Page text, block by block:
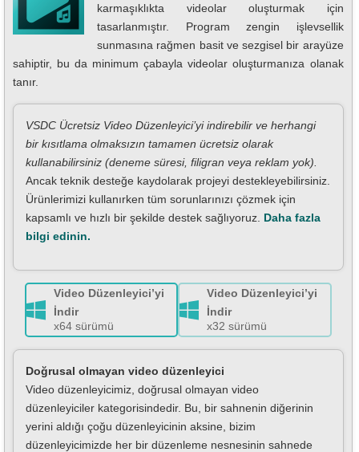
karmaşıklıkta videolar oluşturmak için
tasarlanmıştır. Program zengin işlevsellik
sunmasına rağmen basit ve sezgisel bir arayüze
sahiptir, bu da minimum çabayla videolar oluşturmanıza olanak
tanır.
VSDC Ücretsiz Video Düzenleyici’yi indirebilir ve herhangi
bir kısıtlama olmaksızın tamamen ücretsiz olarak
kullanabilirsiniz (deneme süresi, filigran veya reklam yok).
Ancak teknik desteğe kaydolarak projeyi destekleyebilirsiniz.
Ürünlerimizi kullanırken tüm sorunlarınızı çözmek için
kapsamlı ve hızlı bir şekilde destek sağlıyoruz. Daha fazla
bilgi edinin.
Video Düzenleyici’yi
İndir
x64 sürümü
Video Düzenleyici’yi
İndir
x32 sürümü
Doğrusal olmayan video düzenleyici
Video düzenleyicimiz, doğrusal olmayan video
düzenleyiciler kategorisindedir. Bu, bir sahnenin diğerinin
yerini aldığı çoğu düzenleyicinin aksine, bizim
düzenleyicimizde her bir düzenleme nesnesinin sahnede